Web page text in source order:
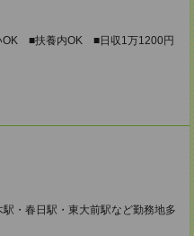
OK ■扶養内OK ■日収1万1200円
駅・春日駅・東大前駅など勤務地多